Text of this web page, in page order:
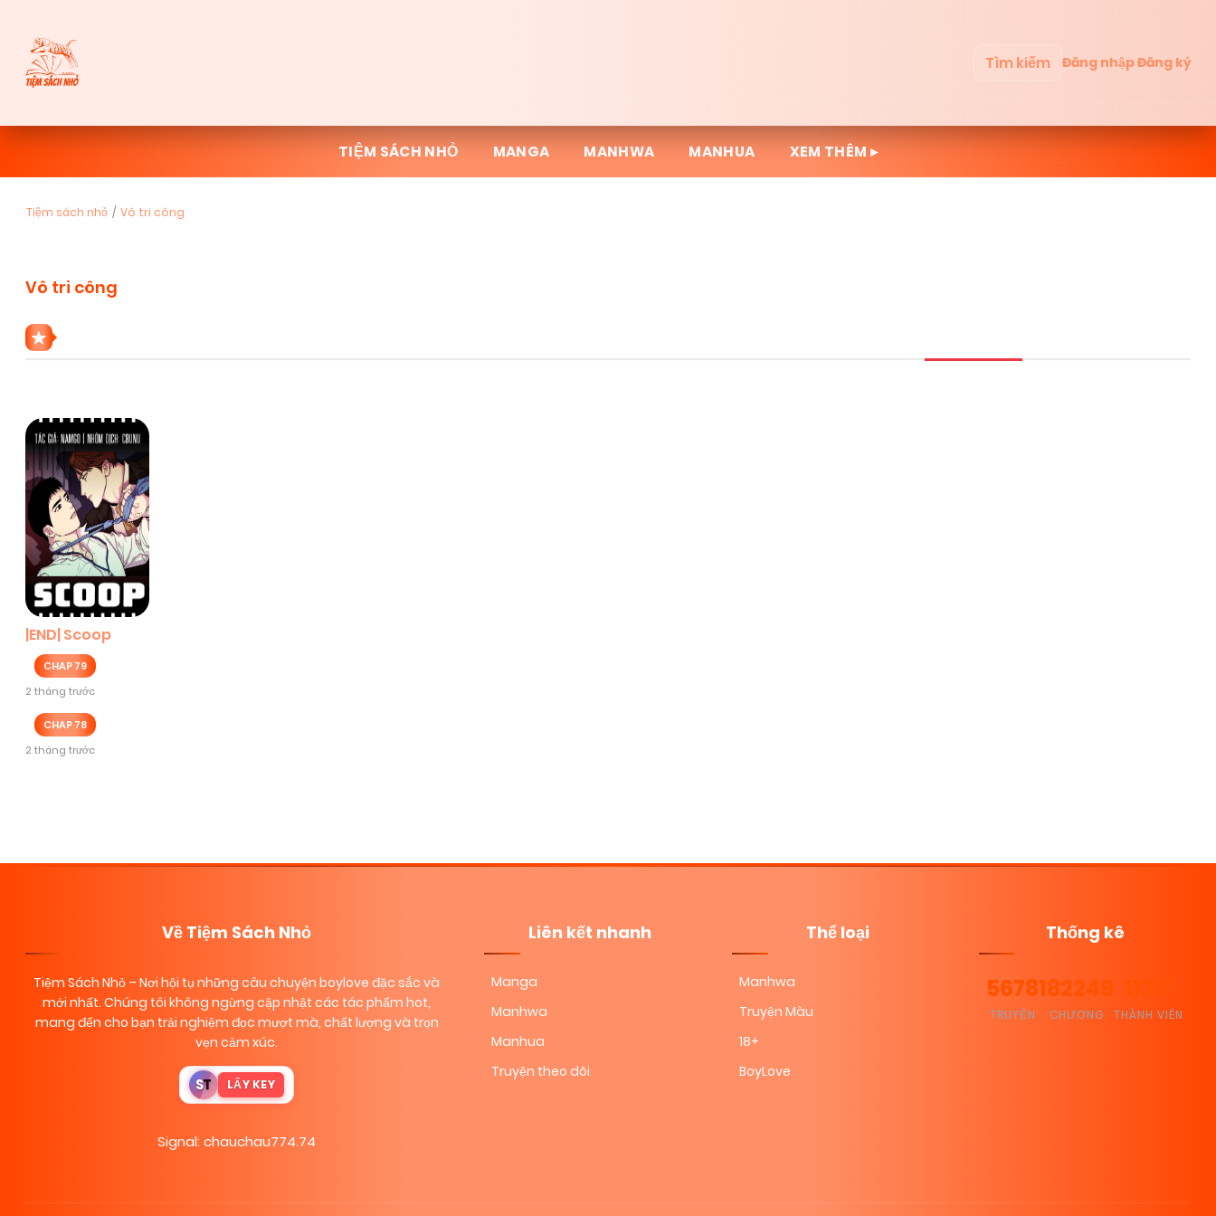
Tìm kiếm Đăng nhậpĐăng ký
TIỆM SÁCH NHỎ MANGA MANHWA MANHUA XEM THÊM ▸
Tiệm sách nhỏ Vô tri công
Vô tri công
|END| Scoop
CHAP 79
2 tháng trước
CHAP 78
2 tháng trước
Về Tiệm Sách Nhỏ
Tiệm Sách Nhỏ – Nơi hội tụ những câu chuyện boylove đặc sắc và
mới nhất. Chúng tôi không ngừng cập nhật các tác phẩm hot,
mang đến cho bạn trải nghiệm đọc mượt mà, chất lượng và trọn
vẹn cảm xúc.
ST LẤY KEY
Signal: chauchau774.74
Liên kết nhanh
Manga
Manhwa
Manhua
Truyện theo dõi
Thể loại
Manhwa
Truyện Màu
18+
BoyLove
Thống kê
5678
TRUYỆN
182249
CHƯƠNG THÀNH VIÊN